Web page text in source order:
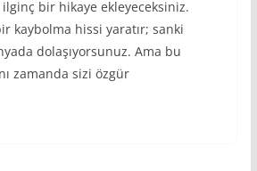
bir hikaye ekleyeceksiniz.
kaybolma hissi yaratır; sanki
dolaşıyorsunuz. Ama bu
zamanda sizi özgür